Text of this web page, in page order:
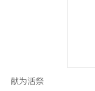
献为活祭